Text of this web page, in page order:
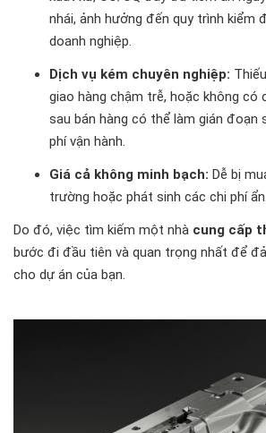
nhái, ảnh hưởng đến quy trình kiểm
doanh nghiệp.
Dịch vụ kém chuyên nghiệp:
giao hàng chậm trễ, hoặc không có
sau bán hàng có thể làm gián đoạn
phí vận hành.
Giá cả không minh bạch: Dễ bị
trường hoặc phát sinh các chi phí ẩn.
Do đó, việc tìm kiếm một nhà cung cấp
bước đi đầu tiên và quan trọng nhất để
cho dự án của bạn.